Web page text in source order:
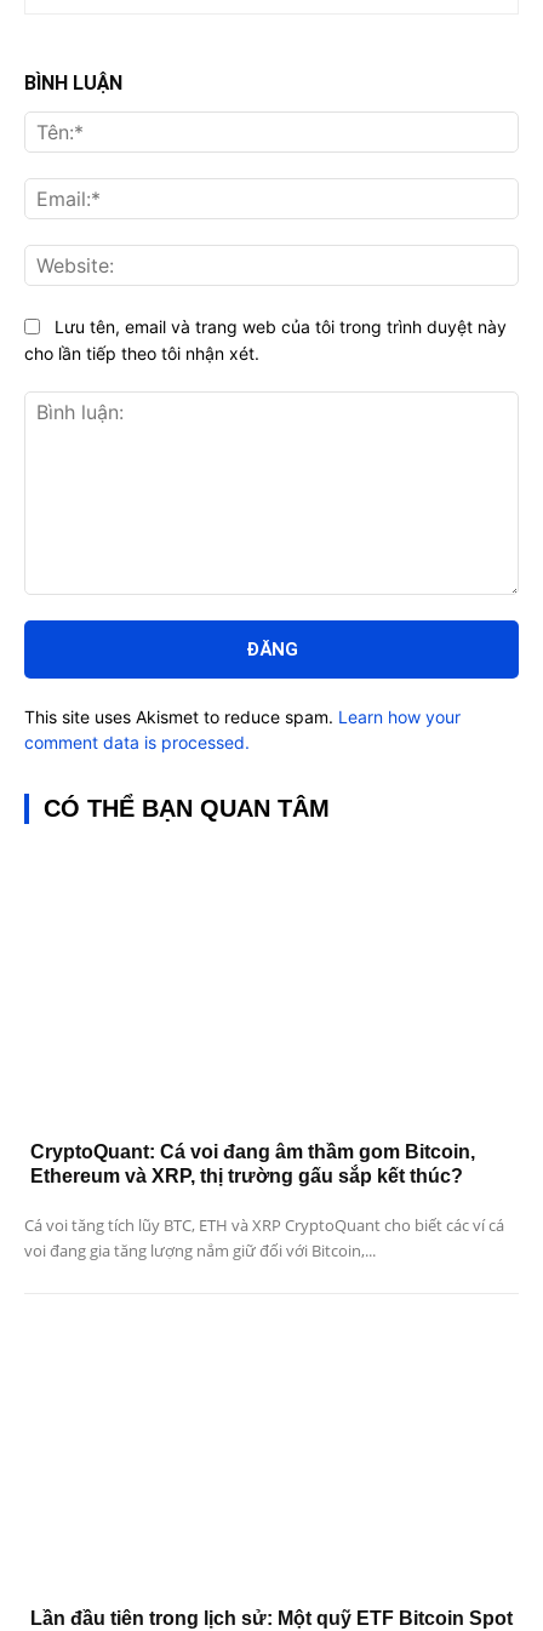
BÌNH LUẬN
luận:
Lưu tên, email và trang web của tôi trong trình duyệt này
cho lần tiếp theo tôi nhận xét.
This site uses Akismet to reduce spam. Learn how your
comment data is processed.
CÓ THỂ BẠN QUAN TÂM
CryptoQuant: Cá voi đang âm thầm gom Bitcoin,
Ethereum và XRP, thị trường gấu sắp kết thúc?
Cá voi tăng tích lũy BTC, ETH và XRP CryptoQuant cho biết các ví cá
voi đang gia tăng lượng nắm giữ đối với Bitcoin,...
Lần đầu tiên trong lịch sử: Một quỹ ETF Bitcoin Spot